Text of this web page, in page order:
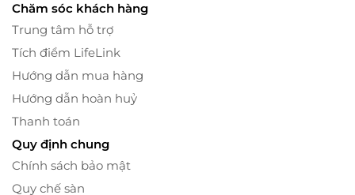
Chăm sóc khách hàng
Trung tâm hỗ trợ
Tích điểm LifeLink
Hướng dẫn mua hàng
Hướng dẫn hoàn huỷ
Thanh toán
Quy định chung
Chính sách bảo mật
Quy chế sàn